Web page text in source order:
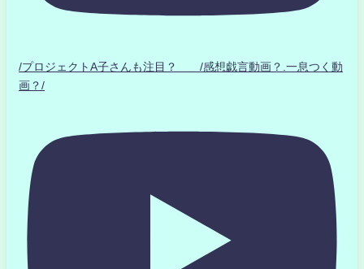
/プロジェクトA子さんも注目？ /感想戯言動画？.一息つく動
画？/